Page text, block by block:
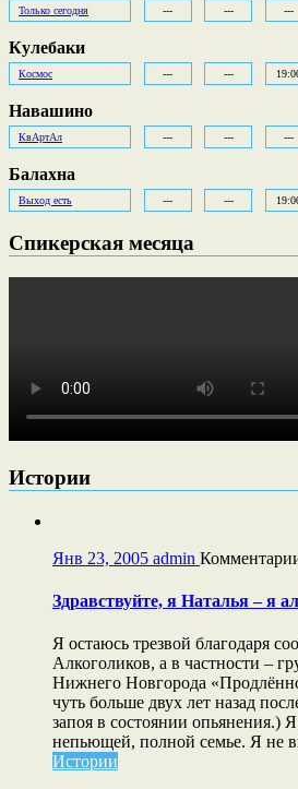
Только сегодня --- --- ---
Кулебаки
Космос --- ---
Навашино
КвАртАл --- --- ---
Балахна
Выход есть --- ---
Спикерская месяца
Истории
Янв 23, 2005 admin
Здравствуйте, я Наталья – я
Я остаюсь трезвой благодаря
Алкоголиков, а в частности –
Нижнего Новгорода
чуть больше двух лет назад
запоя в состоянии опьянения.)
непьющей, полной семье. Я не
Истории